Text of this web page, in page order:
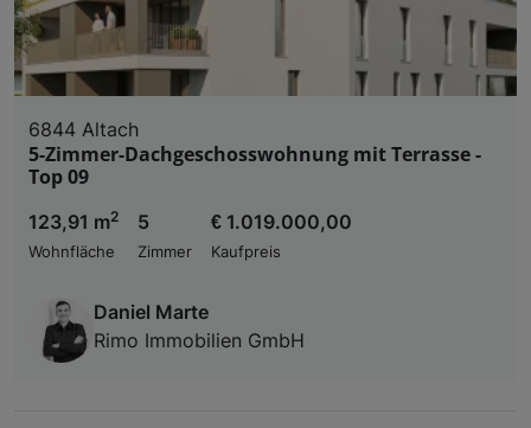
6844 Altach
5-Zimmer-Dachgeschosswohnung mit Terrasse -
Top 09
123,91 m2
Wohnfläche
5
Zimmer
€ 1.019.000,00
Kaufpreis
Daniel Marte
Rimo Immobilien GmbH